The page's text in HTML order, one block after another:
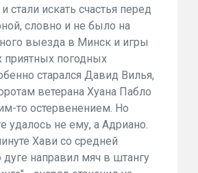
стали искать счастья перед
словно и не было на
выезда в Минск и игры
приятных погодных
старался Давид Вилья,
ветерана Хуана Пабло
то остервенением. Но
удалось не ему, а Адриано.
Хави со средней
дуге направил мяч в штангу